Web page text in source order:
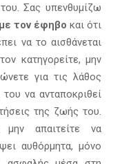
Σας υπενθυμίζω
τον έφηβο και ότι
να το αισθάνεται
κατηγορείτε, μην
για τις λάθος
να ανταποκριθεί
της ζωής του.
απαιτείτε να
αυθόρμητα, μόνο